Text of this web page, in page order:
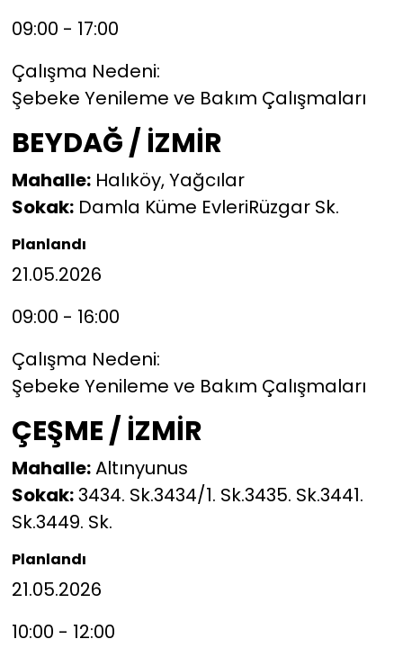
09:00 - 17:00
Çalışma Nedeni:
Şebeke Yenileme ve Bakım Çalışmaları
BEYDAĞ / İZMİR
Mahalle:Halıköy, Yağcılar
Sokak:Damla Küme EvleriRüzgar Sk.
Planlandı
21.05.2026
09:00 - 16:00
Çalışma Nedeni:
Şebeke Yenileme ve Bakım Çalışmaları
ÇEŞME / İZMİR
Mahalle:Altınyunus
Sokak:3434. Sk.3434/1. Sk.3435. Sk.3441.
Sk.3449. Sk.
Planlandı
21.05.2026
10:00 - 12:00